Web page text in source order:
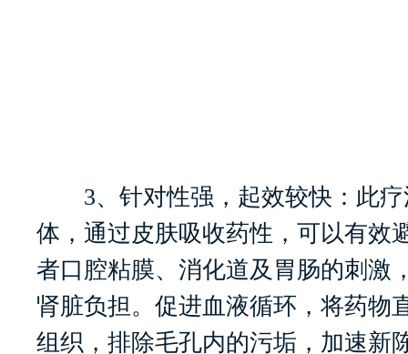
3、针对性强，起效较快：此疗
体，通过皮肤吸收药性，可以有效
者口腔粘膜、消化道及胃肠的刺激
肾脏负担。促进血液循环，将药物
组织，排除毛孔内的污垢，加速新